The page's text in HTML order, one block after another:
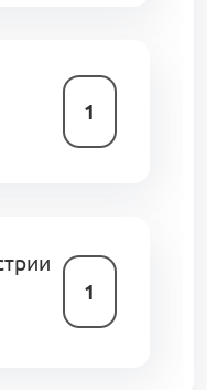
1
1